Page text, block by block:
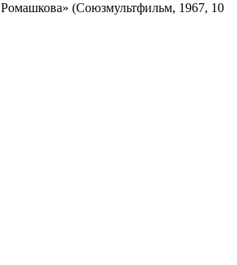
(Союзмультфильм, 1967, 10